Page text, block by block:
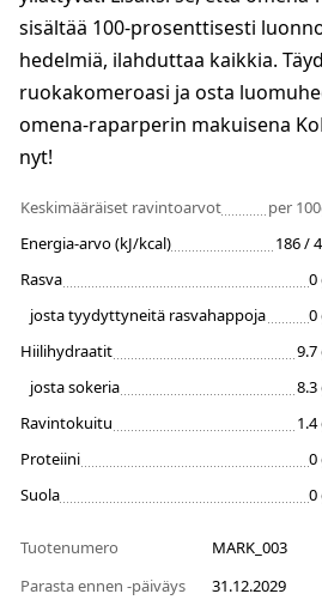
sisältää 100-prosenttisesti
hedelmiä, ilahduttaa kaikkia.
ruokakomeroasi ja osta
omena-raparperin makuisena
nyt!
Keskimääräiset ravintoarvot
per
Energia-arvo (kJ/kcal)
186 /
Rasva
0
josta tyydyttyneitä rasvahappoja
0
Hiilihydraatit
9.7
josta sokeria
8.3
Ravintokuitu
1.4
Proteiini
0
Suola
0
Tuotenumero
MARK_003
Parasta ennen -päiväys
31.12.2029